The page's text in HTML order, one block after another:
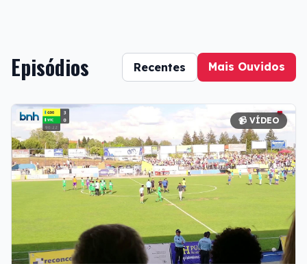
Episódios Recentes Mais Ouvidos
📹 VÍDEO